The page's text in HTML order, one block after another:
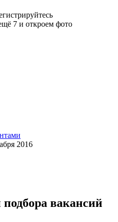
7 и откроем фото
2016
вакансий